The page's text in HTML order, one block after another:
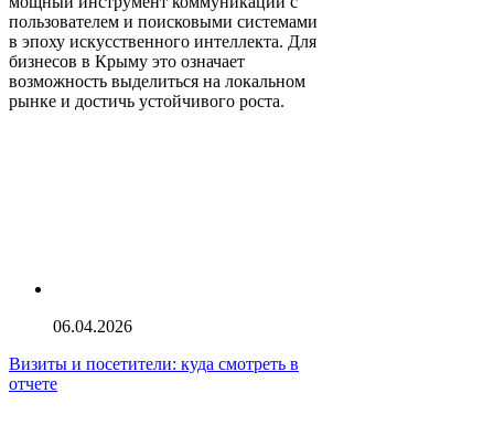
пользователем и поисковыми системами
в эпоху искусственного интеллекта. Для
бизнесов в Крыму это означает
возможность выделиться на локальном
рынке и достичь устойчивого роста.
06.04.2026
Визиты и посетители: куда смотреть в
отчете